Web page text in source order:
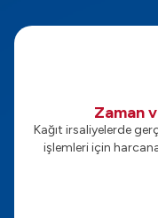
Zaman
Kağıt irsaliyelerde
işlemleri için